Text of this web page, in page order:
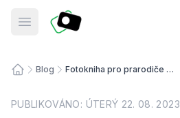
Otevřít menu
Fotosmart
Blog Fotokniha pro prarodiče - dárek plný vzpomínek
PUBLIKOVÁNO: ÚTERÝ 22. 08. 2023